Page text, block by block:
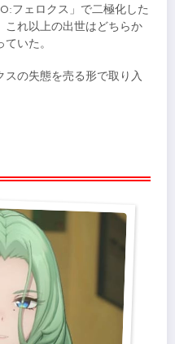
フェロクス」で二極化した
これ以上の出世はどちらか
いた。
の失態を売る形で取り入